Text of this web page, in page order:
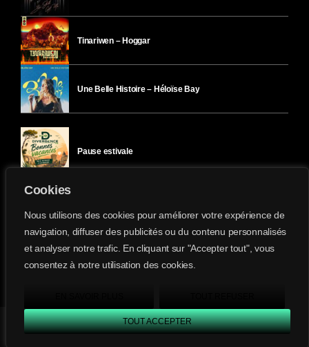
Cookies
Nous utilisons des cookies pour améliorer votre expérience de
navigation, diffuser des publicités ou du contenu personnalisés
et analyser notre trafic. En cliquant sur "Accepter tout", vous
consentez à notre utilisation des cookies.
TOUT ACCEPTER
play_arrow Divergence FM keyboard_arrow_right
Tinariwen – Hoggar
Une Belle Histoire – Héloïse Bay
Pause estivale
Ici l’Ombre – mardi 28 juillet